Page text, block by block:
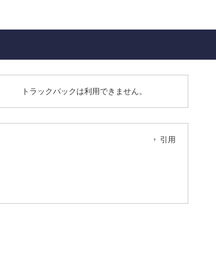
トラックバックは利用できません。
引用